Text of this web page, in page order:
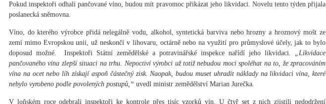
Pokud inspektoři odhalí pančované víno, budou mít pravomoc přikázat jeho likvidaci. Novelu tento týden přijala
poslanecká sněmovna.
Víno, do kterého výrobce přidá nelegálně vodu, alkohol, syntetická barviva nebo hrozny a hroznový mošt ze
zemí mimo Evropskou unii, už neskončí v lihovaru, octárně nebo na využití pro průmyslové účely, jak to bylo
doposud možné. Inspektoři Státní zemědělské a potravinářské inspekce nařídí jeho likvidaci. „Likvidace
pančovaného vína zlepší situaci na trhu. Nepoctiví výrobci už totiž nebudou moci spoléhat na to, že zpracováním
vína na ocet nebo líh získají aspoň částečný zisk. Naopak, budou muset uhradit náklady na likvidaci vína, které
nebylo vyrobeno podle povolených postupů,“ uvedl ministr zemědělství Marian Jurečka.
V loňském roce odebrali inspektoři ke kontrole přes tisíc vzorků vín. U čtyř set z nich zjistili nedodržení